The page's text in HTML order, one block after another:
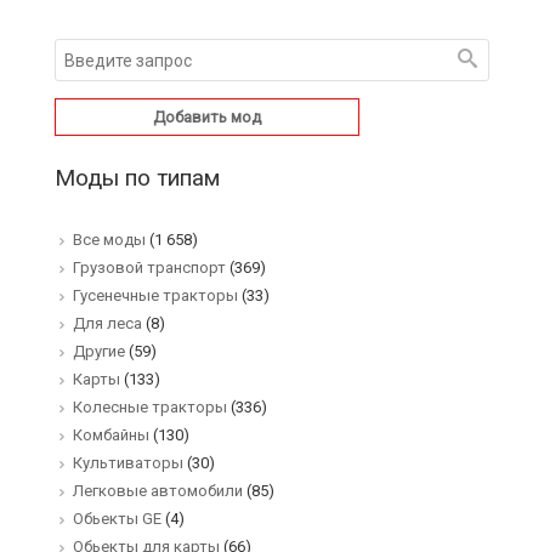
Добавить мод
Моды по типам
Все моды (1 658)
Грузовой транспорт (369)
Гусенечные тракторы (33)
Для леса (8)
Другие (59)
Карты (133)
Колесные тракторы (336)
Комбайны (130)
Культиваторы (30)
Легковые автомобили (85)
Обьекты GE (4)
Обьекты для карты (66)